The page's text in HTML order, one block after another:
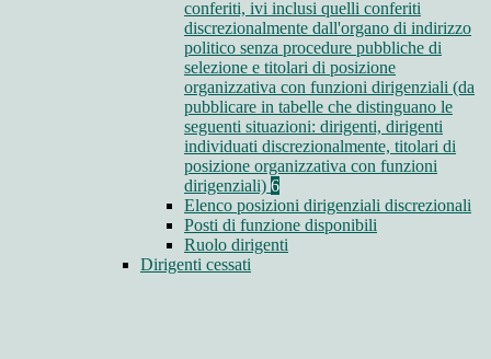
conferiti, ivi inclusi quelli conferiti
discrezionalmente dall'organo di indirizzo
politico senza procedure pubbliche di
selezione e titolari di posizione
organizzativa con funzioni dirigenziali (da
pubblicare in tabelle che distinguano le
seguenti situazioni: dirigenti, dirigenti
individuati discrezionalmente, titolari di
posizione organizzativa con funzioni
dirigenziali) 6
Elenco posizioni dirigenziali discrezionali
Posti di funzione disponibili
Ruolo dirigenti
Dirigenti cessati